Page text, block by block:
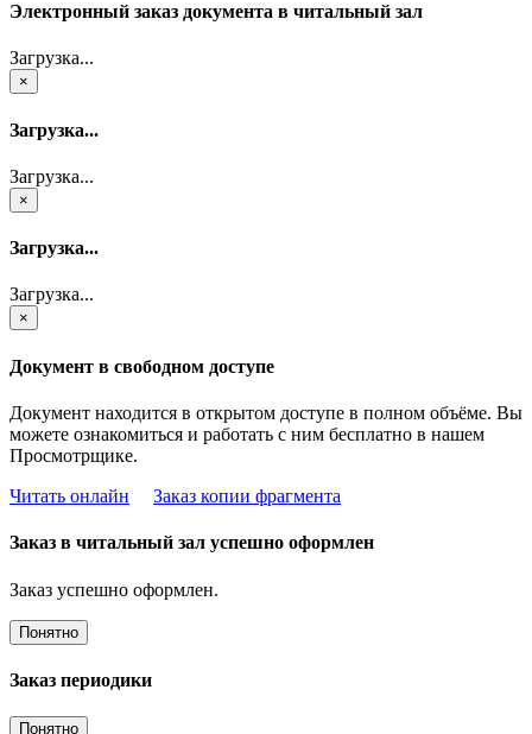
Электронный заказ документа в читальный зал
Загрузка...
×
Загрузка...
Загрузка...
×
Загрузка...
Загрузка...
×
Документ в свободном доступе
Документ находится в открытом доступе в полном объёме. Вы
можете ознакомиться и работать с ним бесплатно в нашем
Просмотрщике.
Читать онлайн
Заказ копии фрагмента
Заказ в читальный зал успешно оформлен
Заказ успешно оформлен.
Понятно
Заказ периодики
Понятно